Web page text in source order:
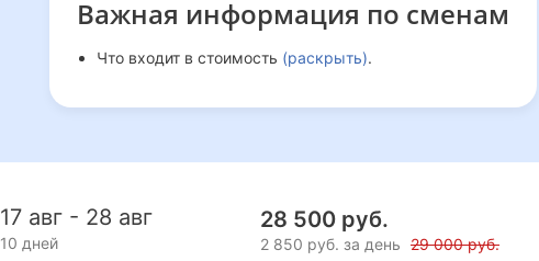
Важная информация по сменам
Что входит в стоимость (раскрыть).
17 авг - 28 авг
10 дней
28 500 руб.
2 850 руб. за день 29 000 руб.